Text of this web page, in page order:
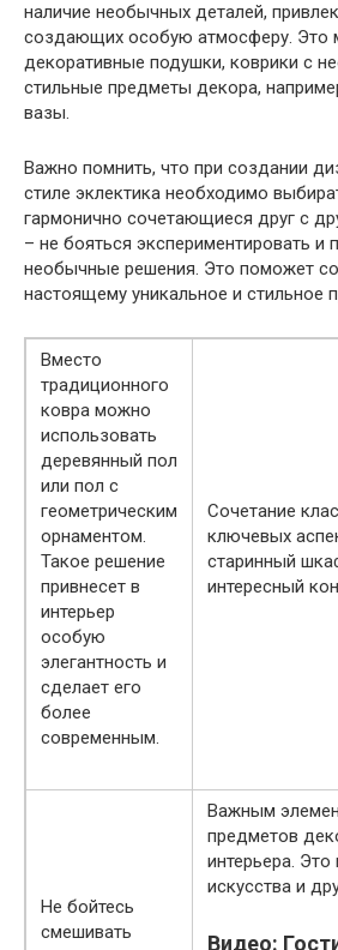
наличие необычных деталей,
создающих особую атмосферу. Это
декоративные подушки, коврики с
стильные предметы декора,
вазы.
Важно помнить, что при создании
стиле эклектика необходимо
гармонично сочетающиеся друг с
– не бояться экспериментировать и
необычные решения. Это поможет
настоящему уникальное и стильное
Вместо
традиционного
ковра можно
использовать
деревянный пол
или пол с
геометрическим
орнаментом.
Такое решение
привнесет в
интерьер
особую
элегантность и
сделает его
более
современным.
Сочетание
ключевых
старинный
интересный
Не бойтесь
смешивать
Важным
предметов
интерьера.
искусства и
Видео: